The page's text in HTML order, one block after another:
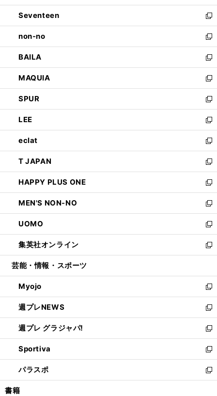
開
く
ウ
で
開
く
ン
ド
ウ
で
開
く
Seventeen
新
し
い
ウ
ィ
ン
ド
ウ
で
開
く
non-no
新
し
い
ウ
ィ
ン
ド
ウ
で
開
く
BAILA
新
し
い
ウ
ィ
ン
ド
ウ
で
開
く
MAQUIA
新
し
い
ウ
ィ
ン
ド
ウ
で
開
く
SPUR
新
し
い
ウ
ィ
ン
ド
ウ
で
開
く
LEE
新
し
い
ウ
ィ
ン
ド
ウ
で
開
く
eclat
新
し
い
ウ
ィ
ン
ド
ウ
で
開
く
T JAPAN
新
し
い
ウ
ィ
ン
ド
ウ
で
開
HAPPY PLUS ONE
新
し
い
ウ
ィ
ン
ド
ウ
開
く
MEN'S NON-NO
新
し
い
ウ
ィ
ン
ウ
で
開
く
UOMO
新
し
い
ウ
ン
ド
ウ
で
開
く
集英社オンライン
新
し
ウ
ィ
ン
ド
ウ
で
開
く
芸能・情報・スポーツ
Myojo
新
し
い
ウ
ィ
ン
ド
ウ
で
開
週プレNEWS
新
し
い
ウ
ィ
ン
ド
ウ
週プレ グラジャパ!
新
し
い
ウ
ィ
ン
Sportiva
新
し
い
ウ
パラスポ
新
し
書籍